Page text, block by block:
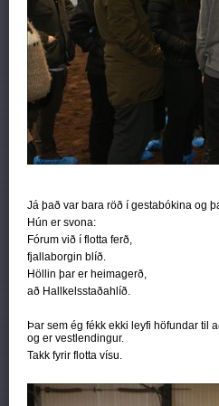
Já það var bara röð í gestabókina og
Hún er svona:
Fórum við í flotta ferð,
fjallaborgin blíð.
Höllin þar er heimagerð,
að Hallkelsstaðahlíð.
Þar sem ég fékk ekki leyfi höfundar til
og er vestlendingur.
Takk fyrir flotta vísu.